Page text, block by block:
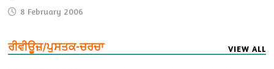
8 February 2006
ਰੀਵੀਊਜ਼/ਪੁਸਤਕ-ਚਰਚਾ VIEW ALL